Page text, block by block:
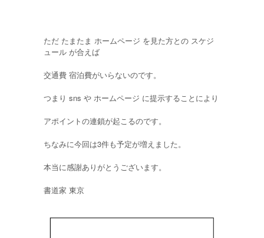
ただ たまたま ホームページ を見た方との スケジ
ュール が合えば
交通費 宿泊費がいらないのです。
つまり sns や ホームページ に提示することにより
アポイントの連鎖が起こるのです。
ちなみに今回は3件も予定が増えました。
本当に感謝ありがとうございます。
書道家 東京